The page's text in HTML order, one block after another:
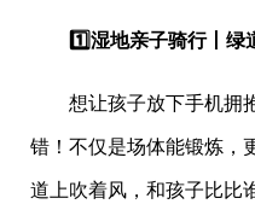
1️⃣湿地亲子骑行丨绿
想让孩子放下手机拥
错！不仅是场体能锻炼，
道上吹着风，和孩子比比